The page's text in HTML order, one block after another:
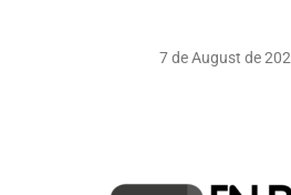
7 de August de